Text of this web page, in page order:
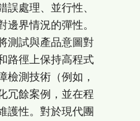
誤處理、並行性、
邊界情況的彈性。
測試與產品意圖對
路徑上保持高程式
檢測技術（例如，
冗餘案例，並在程
護性。對於現代團